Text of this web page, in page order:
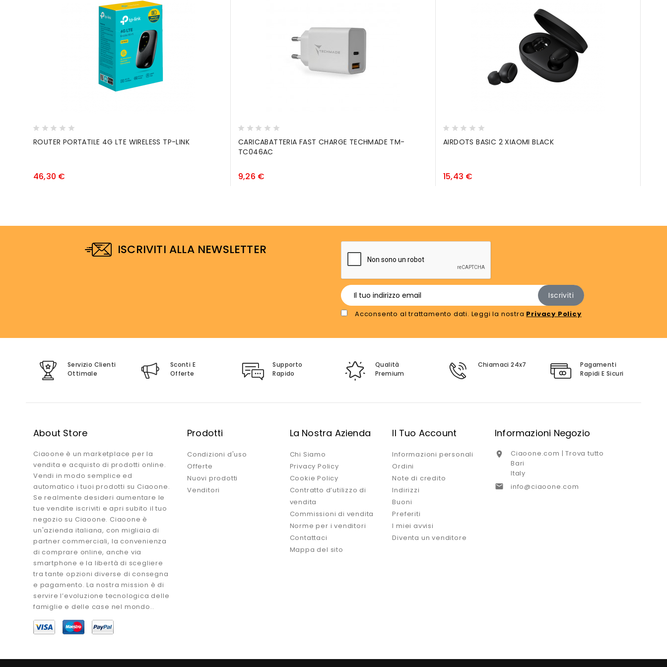
ROUTER PORTATILE 4G LTE WIRELESS TP-LINK
46,30 €
CARICABATTERIA FAST CHARGE TECHMADE TM-
TC046AC
9,26 €
AIRDOTS BASIC 2 XIAOMI BLACK
15,43 €
ISCRIVITI ALLA NEWSLETTER
Acconsento al trattamento dati. Leggi la nostra Privacy Policy
Servizio Clienti
Ottimale
Sconti E
Offerte
Supporto
Rapido
Qualità
Premium
Chiamaci 24x7
Pagamenti
Rapidi E Sicuri
About Store
Ciaoone è un marketplace per la
vendita e acquisto di prodotti online.
Vendi in modo semplice ed
automatico i tuoi prodotti su Ciaoone.
Se realmente desideri aumentare le
tue vendite iscriviti e apri subito il tuo
negozio su Ciaoone. Ciaoone è
un'azienda italiana, con migliaia di
partner commerciali, la convenienza
di comprare online, anche via
smartphone e la libertà di scegliere
tra tante opzioni diverse di consegna
e pagamento. La nostra mission è di
servire l’evoluzione tecnologica delle
famiglie e delle case nel mondo..
Prodotti
Condizioni d'uso
Offerte
Nuovi prodotti
Venditori
La Nostra Azienda
Chi Siamo
Privacy Policy
Cookie Policy
Contratto d’utilizzo di
vendita
Commissioni di vendita
Norme per i venditori
Contattaci
Mappa del sito
Il Tuo Account
Informazioni personali
Ordini
Note di credito
Indirizzi
Buoni
Preferiti
I miei avvisi
Diventa un venditore
Informazioni Negozio

Ciaoone.com | Trova tutto
Bari
Italy
 info@ciaoone.com